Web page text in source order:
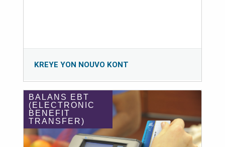
KREYE YON NOUVO KONT
BALANS EBT
(ELECTRONIC
BENEFIT
TRANSFER)